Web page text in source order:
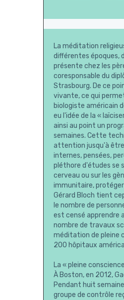
La méditation
différentes époques,
présente chez les
coresponsable du
Strasbourg. De ce
vivante, ce qui
biologiste américain
eu l'idée de la «
ainsi au point un
semaines. Cette
attention jusqu'à
internes, pensées,
pléthore d'études se
cerveau ou sur les
immunitaire,
Gérard Bloch tient
le nombre de
est censé apprendre
nombre de travaux
méditation de pleine
200 hôpitaux
La « pleine
À Boston, en 2012,
Pendant huit
groupe de contrôle